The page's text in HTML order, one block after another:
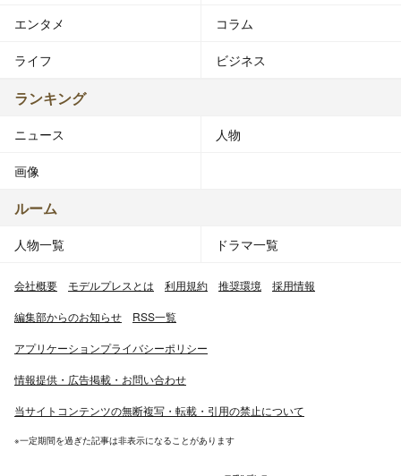
エンタメ コラム
ライフ ビジネス
ランキング
ニュース 人物
画像
ルーム
人物一覧 ドラマ一覧
会社概要 モデルプレスとは 利用規約 推奨環境 採用情報
編集部からのお知らせ RSS一覧
アプリケーションプライバシーポリシー
情報提供・広告掲載・お問い合わせ
当サイトコンテンツの無断複写・転載・引用の禁止について
※一定期間を過ぎた記事は非表示になることがあります